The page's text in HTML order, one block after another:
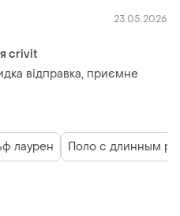
23.05.2026
crivit
відправка, приємне
лаурен Поло с длинным